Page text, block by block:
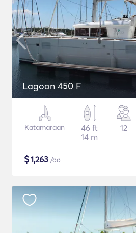
Lagoon 450 F
Katamaraan
46 ft
14 m
12
$1,263 /öö